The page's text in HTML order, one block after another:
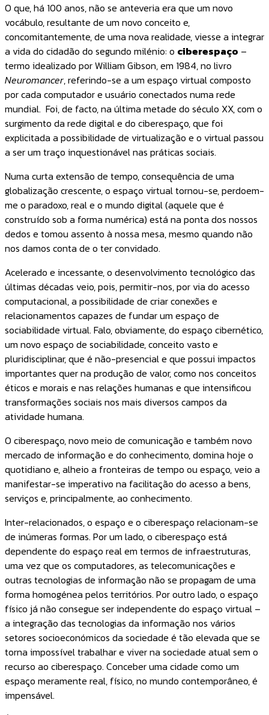
O que, há 100 anos, não se anteveria era que um novo
vocábulo, resultante de um novo conceito e,
concomitantemente, de uma nova realidade, viesse a integrar
a vida do cidadão do segundo milénio: o ciberespaço –
termo idealizado por William Gibson, em 1984, no livro
Neuromancer, referindo-se a um espaço virtual composto
por cada computador e usuário conectados numa rede
mundial. Foi, de facto, na última metade do século XX, com o
surgimento da rede digital e do ciberespaço, que foi
explicitada a possibilidade de virtualização e o virtual passou
a ser um traço inquestionável nas práticas sociais.
Numa curta extensão de tempo, consequência de uma
globalização crescente, o espaço virtual tornou-se, perdoem-
me o paradoxo, real e o mundo digital (aquele que é
construído sob a forma numérica) está na ponta dos nossos
dedos e tomou assento à nossa mesa, mesmo quando não
nos damos conta de o ter convidado.
Acelerado e incessante, o desenvolvimento tecnológico das
últimas décadas veio, pois, permitir-nos, por via do acesso
computacional, a possibilidade de criar conexões e
relacionamentos capazes de fundar um espaço de
sociabilidade virtual. Falo, obviamente, do espaço cibernético,
um novo espaço de sociabilidade, conceito vasto e
pluridisciplinar, que é não-presencial e que possui impactos
importantes quer na produção de valor, como nos conceitos
éticos e morais e nas relações humanas e que intensificou
transformações sociais nos mais diversos campos da
atividade humana.
O ciberespaço, novo meio de comunicação e também novo
mercado de informação e do conhecimento, domina hoje o
quotidiano e, alheio a fronteiras de tempo ou espaço, veio a
manifestar-se imperativo na facilitação do acesso a bens,
serviços e, principalmente, ao conhecimento.
Inter-relacionados, o espaço e o ciberespaço relacionam-se
de inúmeras formas. Por um lado, o ciberespaço está
dependente do espaço real em termos de infraestruturas,
uma vez que os computadores, as telecomunicações e
outras tecnologias de informação não se propagam de uma
forma homogénea pelos territórios. Por outro lado, o espaço
físico já não consegue ser independente do espaço virtual –
a integração das tecnologias da informação nos vários
setores socioeconómicos da sociedade é tão elevada que se
torna impossível trabalhar e viver na sociedade atual sem o
recurso ao ciberespaço. Conceber uma cidade como um
espaço meramente real, físico, no mundo contemporâneo, é
impensável.